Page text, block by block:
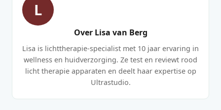
L
Over Lisa van Berg
Lisa is lichttherapie-specialist met 10 jaar ervaring in
wellness en huidverzorging. Ze test en reviewt rood
licht therapie apparaten en deelt haar expertise op
Ultrastudio.